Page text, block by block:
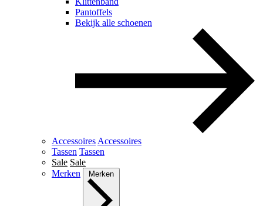
Pantoffels
Bekijk alle schoenen
Accessoires Accessoires
Tassen Tassen
Sale Sale
Merken
Merken